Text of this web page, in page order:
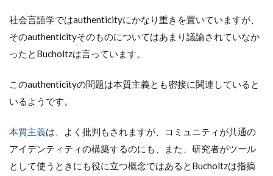
社会言語学ではauthenticityにかなり重きを置いていますが、
そのauthenticityそのものについてはあまり議論されていなか
ったとBucholtzは言っています。
このauthenticityの問題は本質主義とも密接に関連していると
いるようです。
本質主義は、よく批判もされますが、コミュニティが共通の
アイデンティティの構築するのにも、また、研究者がツール
として使うときにも役に立つ概念ではあるとBucholtzは指摘